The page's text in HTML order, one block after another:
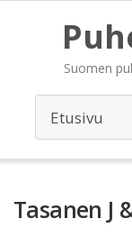
Suomen
Tasanen J